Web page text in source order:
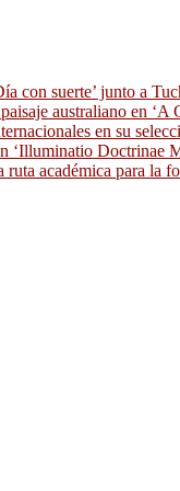
con suerte’ junto a
australiano en ‘A
en su
‘Illuminatio Doctrinae
académica para la